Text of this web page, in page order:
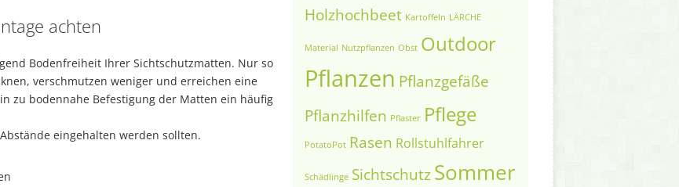
achten
Bodenfreiheit Ihrer Sichtschutzmatten. Nur so
verschmutzen weniger und erreichen eine
zu bodennahe Befestigung der Matten ein häufig
eingehalten werden sollten.
Holzhochbeet Kartoffeln LÄRCHE
Material Nutzpflanzen Obst Outdoor
Pflanzen Pflanzgefäße
Pflanzhilfen Pflaster Pflege
PotatoPot Rasen Rollstuhlfahrer
Schädlinge SichtschutzSommer